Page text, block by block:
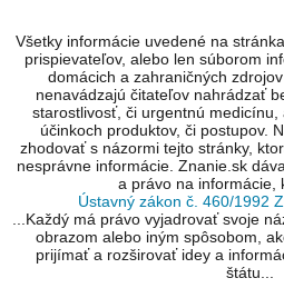
Všetky informácie uvedené na
prispievateľov, alebo len súborom
domácich a zahraničných
nenavádzajú čitateľov nahrádzať
starostlivosť, či urgentnú medicínu,
účinkoch produktov, či postupov.
zhodovať s názormi tejto stránky,
nesprávne informácie. Znanie.sk
a právo na informácie,
Ústavný zákon č. 460/1992
...Každý má právo vyjadrovať svoje
obrazom alebo iným spôsobom,
prijímať a rozširovať idey a
štátu...